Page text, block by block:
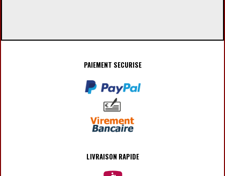
PAIEMENT SECURISE
LIVRAISON RAPIDE